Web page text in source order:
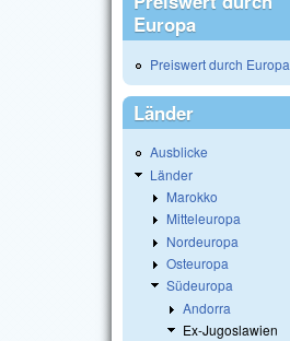
Europa
Preiswert durch Europa
Länder
Ausblicke
Länder
Marokko
Mitteleuropa
Nordeuropa
Osteuropa
Südeuropa
Andorra
Ex-Jugoslawien